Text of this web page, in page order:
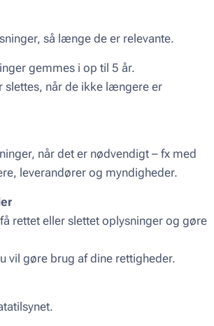
så længe de er relevante.
gemmes i op til 5 år.
slettes, når de ikke længere er
når det er nødvendigt – fx med
leverandører og myndigheder.
rettet eller slettet oplysninger og gøre
vil gøre brug af dine rettigheder.